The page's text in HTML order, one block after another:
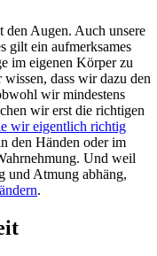
den Augen. Auch unsere
gilt ein aufmerksames
im eigenen Körper zu
dass wir dazu den
wir mindestens
wir erst die richtigen
wir eigentlich richtig
den Händen oder im
Und weil
und Atmung abhäng,
.